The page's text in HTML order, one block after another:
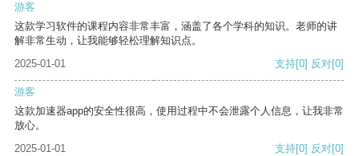
游客
这款学习软件的课程内容非常丰富，涵盖了各个学科的知识。老师的讲
解非常生动，让我能够轻松理解知识点。
2025-01-01
支持[0] 反对[0]
游客
这款加速器app的安全性很高，使用过程中不会泄露个人信息，让我非常
放心。
2025-01-01
支持[0] 反对[0]